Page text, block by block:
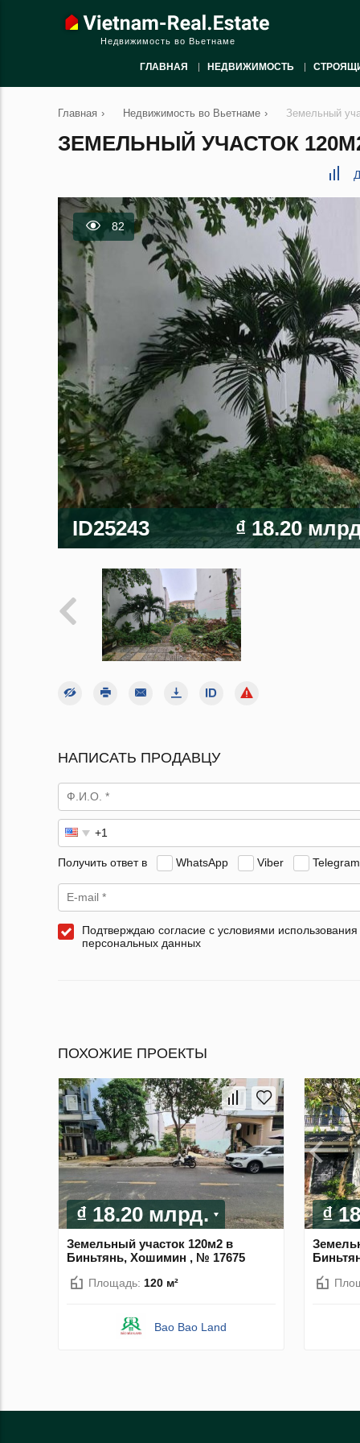
Недвижимость во Вьетнаме
ГЛАВНАЯ НЕДВИЖИМОСТЬ
Главная › Недвижимость во Вьетнаме › Земельный
ЗЕМЕЛЬНЫЙ УЧАСТОК
82
ID25243 ₫ 18.20
НАПИСАТЬ ПРОДАВЦУ
Получить ответ в WhatsApp Viber Telegram
Подтверждаю согласие с условиями использования
персональных данных
ПОХОЖИЕ ПРОЕКТЫ
₫ 18.20 млрд.
Земельный участок 120м2 в
Биньтянь, Хошимин , № 17675
Площадь: 120 м²
Bao Bao Land
₫